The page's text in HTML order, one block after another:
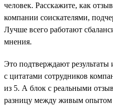
человек. Расскажите, как
компании соискателями,
Лучше всего работают
мнения.
Это подтверждают результаты
с цитатами сотрудников
из 5. А блок с реальными
разницу между живым опытом